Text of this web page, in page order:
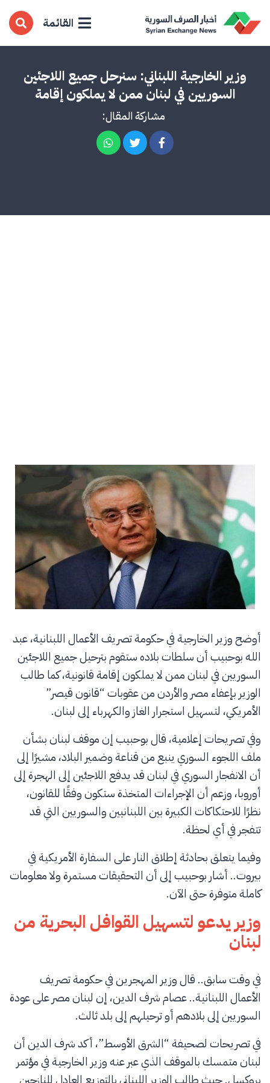
القائمة
وزير الخارجية اللبناني: سنرحل جميع اللاجئين
السوريين في لبنان ممن لا يملكون إقامة
مشاركة المقال:
أوضح وزير الخارجية في حكومة تصريف الأعمال اللبنانية، عبد
الله بوحبيب أن سلطات بلاده ستقوم بترحيل جميع اللاجئين
السوريين في لبنان ممن لا يملكون إقامة قانونية، كما طالب
الوزير بإعفاء مصر والأردن من عقوبات “قانون قيصر”
الأمريكي، لتسهيل استجرار الغاز والكهرباء إلى لبنان.
وفي تصريحات إعلامية، قال بوحبيب إن موقف لبنان بشأن
ملف اللجوء السوري ينبع من قناعة وضمير البلاد، مشيرًا إلى
أن الانفجار السوري في لبنان قد يدفع اللاجئين إلى الهجرة إلى
أوروبا، وزعم أن الإجراءات المتخذة ستكون وفقًا للقانون،
نظرًا للاحتكاكات الكبيرة بين اللبنانيين والسوريين التي قد
تتفجر في أي لحظة.
وفيما يتعلق بحادثة إطلاق النار على السفارة الأمريكية في
بيروت.. أشار بوحبيب إلى أن التحقيقات مستمرة ولا معلومات
كاملة متوفرة حتى الآن.
وزير يدعو لتسهيل القوافل البحرية من
لبنان
في وقت سابق.. قال وزير المهجرين في حكومة تصريف
الأعمال اللبنانية.. عصام شرف الدين، إن لبنان مصر على عودة
السوريين إلى بلادهم أو ترحيلهم إلى بلد ثالث.
في تصريحات لصحيفة “الشرق الأوسط”، أكد شرف الدين أن
لبنان متمسك بالموقف الذي عبر عنه وزير الخارجية في مؤتمر